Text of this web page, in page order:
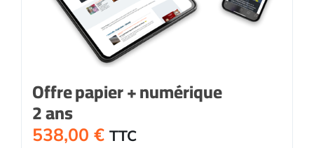
Offre papier + numérique
2 ans
538,00 € TTC